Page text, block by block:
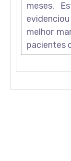
meses.
melhor
pacientes